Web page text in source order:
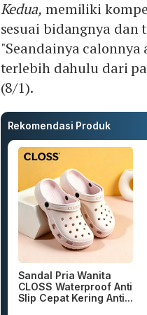
Kedua, memiliki
sesuai bidangnya
"Seandainya
terlebih dahulu dari
(8/1).
Rekomendasi Produk
Sandal Pria Wanita
CLOSS Waterproof Anti
Slip Cepat Kering Anti...